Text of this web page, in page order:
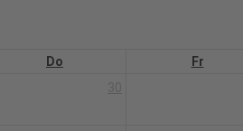
Do Fr